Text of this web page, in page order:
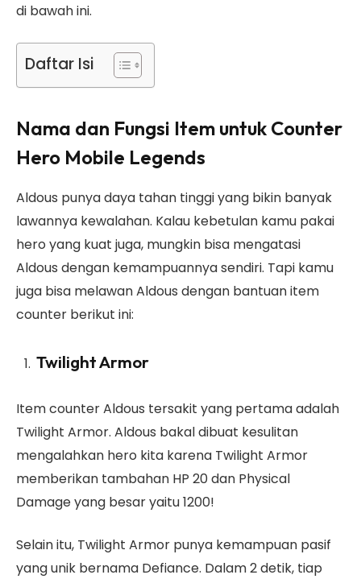
di bawah ini.
Daftar Isi
Nama dan Fungsi Item untuk Counter
Hero Mobile Legends
Aldous punya daya tahan tinggi yang bikin banyak
lawannya kewalahan. Kalau kebetulan kamu pakai
hero yang kuat juga, mungkin bisa mengatasi
Aldous dengan kemampuannya sendiri. Tapi kamu
juga bisa melawan Aldous dengan bantuan item
counter berikut ini:
Twilight Armor
Item counter Aldous tersakit yang pertama adalah
Twilight Armor. Aldous bakal dibuat kesulitan
mengalahkan hero kita karena Twilight Armor
memberikan tambahan HP 20 dan Physical
Damage yang besar yaitu 1200!
Selain itu, Twilight Armor punya kemampuan pasif
yang unik bernama Defiance. Dalam 2 detik, tiap